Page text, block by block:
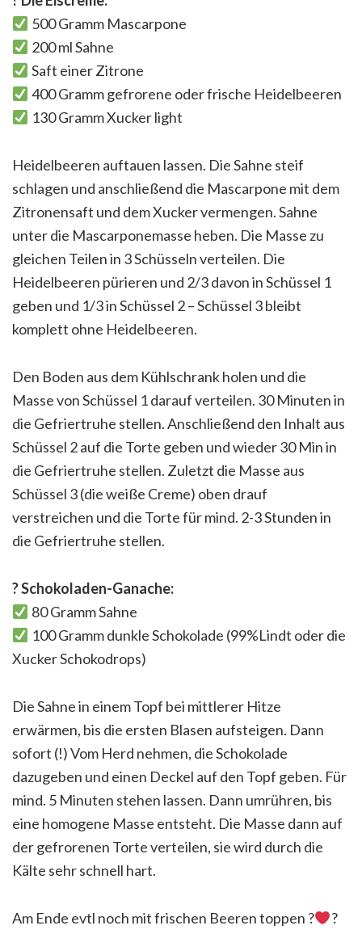
500 Gramm Mascarpone
200 ml Sahne
Saft einer Zitrone
400 Gramm gefrorene oder frische Heidelbeeren
130 Gramm Xucker light
Heidelbeeren auftauen lassen. Die Sahne steif
schlagen und anschließend die Mascarpone mit dem
Zitronensaft und dem Xucker vermengen. Sahne
unter die Mascarponemasse heben. Die Masse zu
gleichen Teilen in 3 Schüsseln verteilen. Die
Heidelbeeren pürieren und 2/3 davon in Schüssel 1
geben und 1/3 in Schüssel 2 – Schüssel 3 bleibt
komplett ohne Heidelbeeren.
Den Boden aus dem Kühlschrank holen und die
Masse von Schüssel 1 darauf verteilen. 30 Minuten in
die Gefriertruhe stellen. Anschließend den Inhalt aus
Schüssel 2 auf die Torte geben und wieder 30 Min in
die Gefriertruhe stellen. Zuletzt die Masse aus
Schüssel 3 (die weiße Creme) oben drauf
verstreichen und die Torte für mind. 2-3 Stunden in
die Gefriertruhe stellen.
?Schokoladen-Ganache:
80 Gramm Sahne
100 Gramm dunkle Schokolade (99%Lindt oder die
Xucker Schokodrops)
Die Sahne in einem Topf bei mittlerer Hitze
erwärmen, bis die ersten Blasen aufsteigen. Dann
sofort (!) Vom Herd nehmen, die Schokolade
dazugeben und einen Deckel auf den Topf geben. Für
mind. 5 Minuten stehen lassen. Dann umrühren, bis
eine homogene Masse entsteht. Die Masse dann auf
der gefrorenen Torte verteilen, sie wird durch die
Kälte sehr schnell hart.
Am Ende evtl noch mit frischen Beeren toppen ? ?